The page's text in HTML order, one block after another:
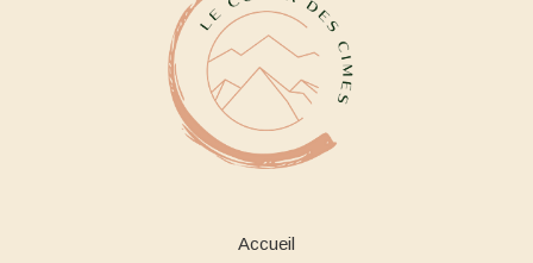
Accueil